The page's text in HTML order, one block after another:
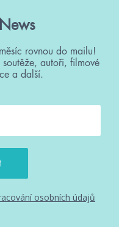
rovnou do mailu!
autoři, filmové
a další.
osobních údajů